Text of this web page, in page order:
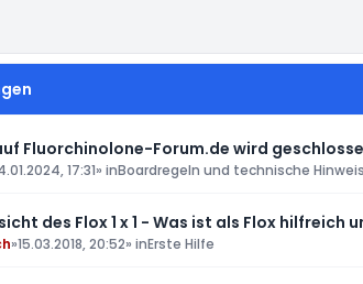
Fluorchinolone-Forum.de wird
17:31» inBoardregeln und technische
des Flox 1 x 1 - Was ist als Flox hilfreich
»15.03.2018, 20:52» inErste Hilfe